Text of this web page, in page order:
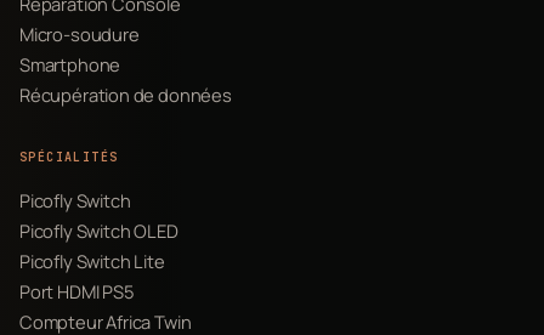
Micro-soudure
Smartphone
Récupération de données
SPÉCIALITÉS
Picofly Switch
Picofly Switch OLED
Picofly Switch Lite
Port HDMI PS5
Compteur Africa Twin